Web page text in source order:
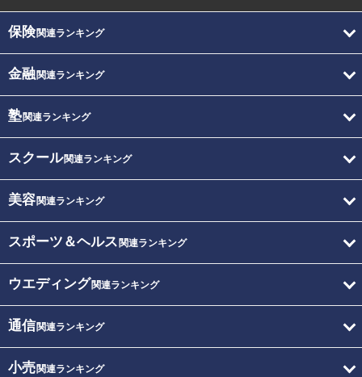
保険関連ランキング
金融関連ランキング
塾関連ランキング
スクール関連ランキング
美容関連ランキング
スポーツ＆ヘルス 関連ランキング
ウエディング関連ランキング
通信関連ランキング
小売関連ランキング